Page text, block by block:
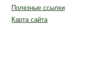
Полезные ссылки
Карта сайта